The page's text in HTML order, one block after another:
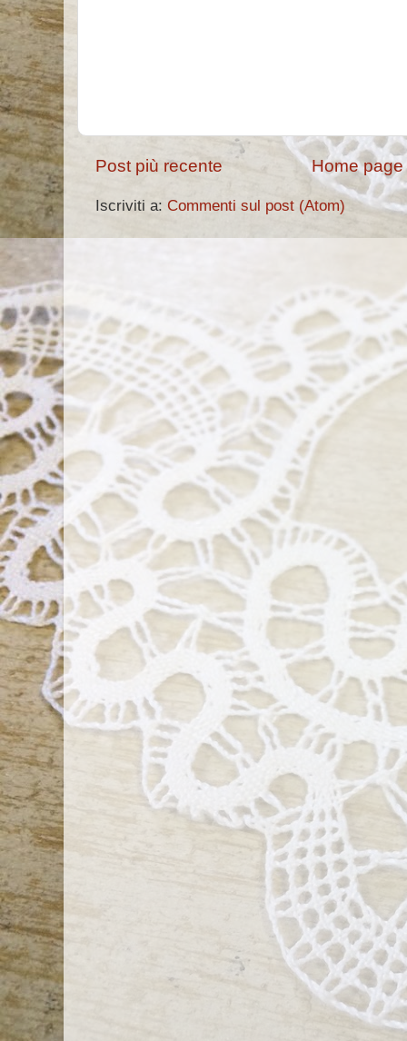
Post più recente Home page
Iscriviti a: Commenti sul post (Atom)